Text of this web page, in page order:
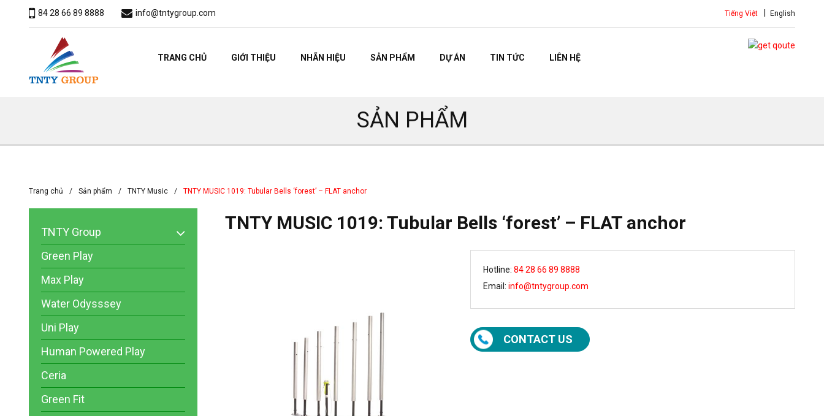
84 28 66 89 8888 info@tntygroup.com Tiếng Việt English
TRANG CHỦ GIỚI THIỆU NHÃN HIỆU SẢN PHẨM DỰ ÁN TIN TỨC LIÊN HỆ
SẢN PHẨM
Trang chủ Sản phẩm TNTY Music TNTY MUSIC 1019: Tubular Bells ‘forest’ – FLAT anchor
TNTY MUSIC 1019: Tubular Bells ‘forest’ – FLAT anchor
Hotline: 84 28 66 89 8888
Email: info@tntygroup.com
CONTACT US
TNTY Group
Green Play
Max Play
Water Odysssey
Uni Play
Human Powered Play
Ceria
Green Fit